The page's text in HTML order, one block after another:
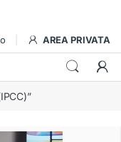
AREA PRIVATA